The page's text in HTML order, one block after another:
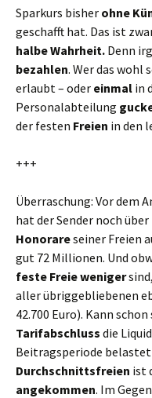
Sparkurs bisher ohne
geschafft hat. Das ist
halbe Wahrheit. Denn
bezahlen. Wer das wohl
erlaubt – oder einmal in
Personalabteilung
der festen Freien in den
+++
Überraschung: Vor dem
hat der Sender noch über
Honorareseiner Freien
gut 72 Millionen. Und
feste Freie weniger
aller übriggebliebenen
42.700 Euro). Kann
Tarifabschluss die
Beitragsperiode belastet
Durchschnittsfreien ist
angekommen. Im